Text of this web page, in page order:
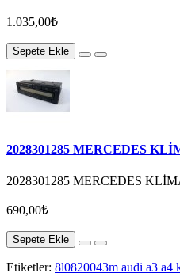
1.035,00₺
Sepete Ekle
2028301285 MERCEDES
2028301285 MERCEDES
690,00₺
Sepete Ekle
Etiketler: 8l0820043m audi a3 a4